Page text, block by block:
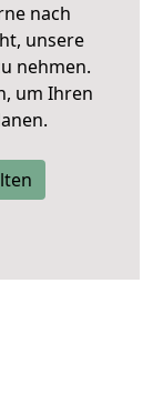
nach
unsere
nehmen.
um Ihren